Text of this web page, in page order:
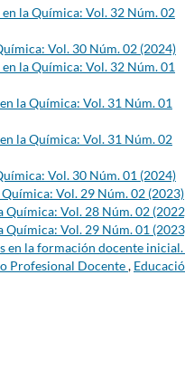
la Química: Vol. 32 Núm. 02
Vol. 30 Núm. 02 (2024)
la Química: Vol. 32 Núm. 01
la Química: Vol. 31 Núm. 01
la Química: Vol. 31 Núm. 02
Vol. 30 Núm. 01 (2024)
Vol. 29 Núm. 02 (2023)
Química: Vol. 28 Núm. 02
Química: Vol. 29 Núm. 01
en la formación docente inicial.
Profesional Docente,